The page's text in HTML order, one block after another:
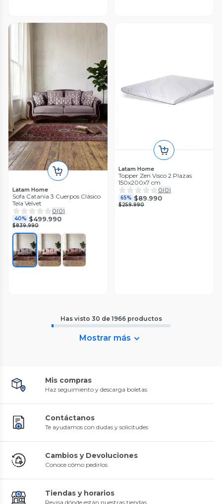
Latam Home
Sofa Catania 3 Cuerpos Clásico
Tela Velvet
0(0)
40% $499.990
$839.990
Latam Home
Topper Zen Visco 2 Plazas
150x200x7 cm
0(0)
65% $89.990
$259.990
Has visto 30 de 1966 productos
Mostrar más
Mis compras
Haz seguimiento y descarga boletas
Contáctanos
Te ayudamos con dudas y solicitudes
Cambios y Devoluciones
Conoce cómo pedirlos
Tiendas y horarios
Revisa dónde están nuestras tiendas